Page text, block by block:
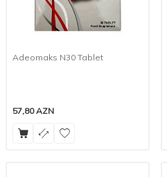
Adeomaks N30 Tablet
57,80AZN